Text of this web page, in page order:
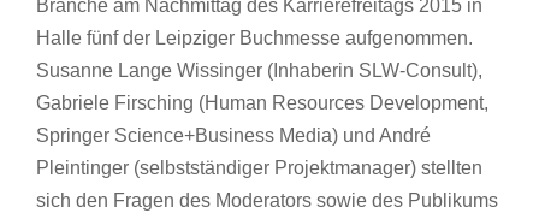
Branche am Nachmittag des Karrierefreitags 2015 in
Halle fünf der Leipziger Buchmesse aufgenommen.
Susanne Lange Wissinger (Inhaberin SLW-Consult),
Gabriele Firsching (Human Resources Development,
Springer Science+Business Media) und André
Pleintinger (selbstständiger Projektmanager) stellten
sich den Fragen des Moderators sowie des Publikums